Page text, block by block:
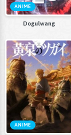
ANIME
Dogulwang
ANIME